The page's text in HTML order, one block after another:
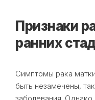
Признаки
ранних
Симптомы рака
быть незамечены,
заболевания.